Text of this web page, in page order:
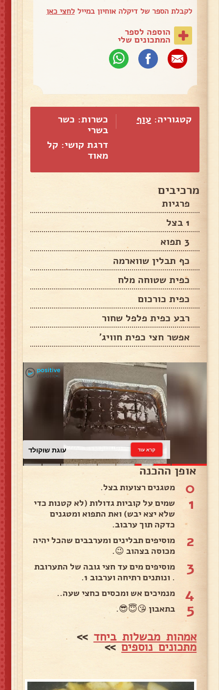
לקבלת הספר של דיקלה אוחיון במייללחצי כאן
הוספה לספר
המתכונים שלי
קטגוריה: עוף
כשרות: כשר
בשרי
דרגת קושי: קל
מאוד
מרכיבים
פרגיות
1 בצל
3 תפוא
כף תבלין שווארמה
כפית שטוחה מלח
כפית כורכום
רבע כפית פלפל שחור
אפשר חצי כפית חוויג'
עוגת שוקולד קרא עוד
אופן ההכנה
0 מטגנים רצועות בצל.
1
שמים על קוביות גדולות (לא קטנות כדי
שלא יצא יבש) ואת התפוא ומטגנים
כדקה תוך ערבוב.
2
מוסיפים תבלינים ומערבבים שהכל יהיה
מכוסה בצהוב 😉.
3
מוסיפים מים עד חצי גובה של התערובת
. ונותנים רתיחה וערבוב 1.
4 מנמיכים אש ומכסים כחצי שעה..
5 בתאבון 😘😇😎.
אמהות מבשלות ביחד >>
מתכונים נוספים>>